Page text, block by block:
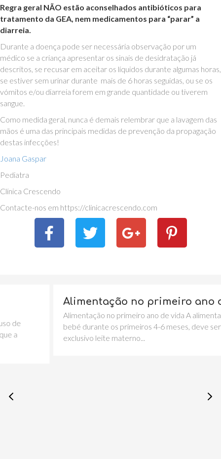
Regra geral NÃO estão aconselhados antibióticos para
tratamento da GEA, nem medicamentos para “parar” a
diarreia.
Durante a doença pode ser necessária observação por um
médico se a criança apresentar os sinais de desidratação já
descritos, se recusar em aceitar os líquidos durante algumas horas,
se estiver sem urinar durante mais de 6 horas seguidas, ou se os
vómitos e/ou diarreia forem em grande quantidade ou tiverem
sangue.
Como medida geral, nunca é demais relembrar que a lavagem das
mãos é uma das principais medidas de prevenção da propagação
destas infecções!
Joana Gaspar
Pediatra
Clínica Crescendo
Contacte-nos em https://clinicacrescendo.com
Alimentação no primeiro ano de vida
Alimentação no primeiro ano de vida A alimentação do
bebé durante os primeiros 4-6 meses, deve ser em
exclusivo leite materno...